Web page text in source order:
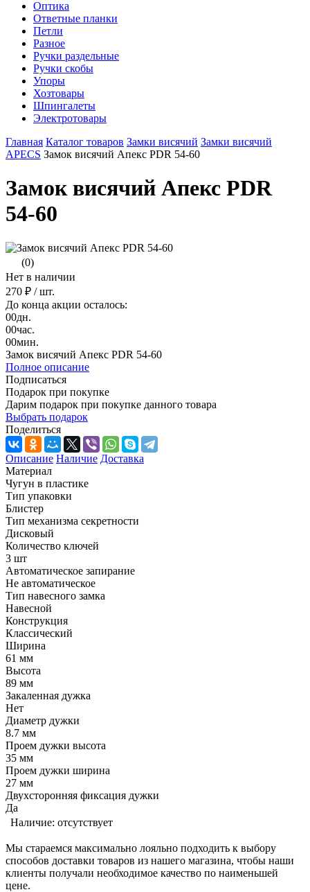
Оптика
Ответные планки
Петли
Разное
Ручки раздельные
Ручки скобы
Упоры
Хозтовары
Шпингалеты
Электротовары
Главная Каталог товаров Замки висячий Замки висячий
APECS Замок висячий Апекс PDR 54-60
Замок висячий Апекс PDR
54-60
(0)
Нет в наличии
270 ₽ / шт.
До конца акции осталось:
00дн.
00час.
00мин.
Замок висячий Апекс PDR 54-60
Полное описание
Подписаться
Подарок при покупке
Дарим подарок при покупке данного товара
Выбрать подарок
Поделиться
Описание Наличие Доставка
Материал
Чугун в пластике
Тип упаковки
Блистер
Тип механизма секретности
Дисковый
Количество ключей
3 шт
Автоматическое запирание
Не автоматическое
Тип навесного замка
Навесной
Конструкция
Классический
Ширина
61 мм
Высота
89 мм
Закаленная дужка
Нет
Диаметр дужки
8.7 мм
Проем дужки высота
35 мм
Проем дужки ширина
27 мм
Двухсторонняя фиксация дужки
Да
Наличие: отсутствует
Мы стараемся максимально лояльно подходить к выбору
способов доставки товаров из нашего магазина, чтобы наши
клиенты получали необходимое качество по наименьшей
цене.